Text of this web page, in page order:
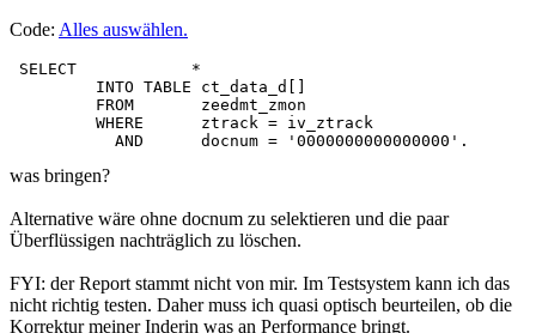
Code: Alles auswählen.
SELECT            *
         INTO TABLE ct_data_d[]
         FROM       zeedmt_zmon
         WHERE      ztrack = iv_ztrack
           AND      docnum = '0000000000000000'.
was bringen?
Alternative wäre ohne docnum zu selektieren und die paar
Überflüssigen nachträglich zu löschen.
FYI: der Report stammt nicht von mir. Im Testsystem kann ich das
nicht richtig testen. Daher muss ich quasi optisch beurteilen, ob die
Korrektur meiner Inderin was an Performance bringt.